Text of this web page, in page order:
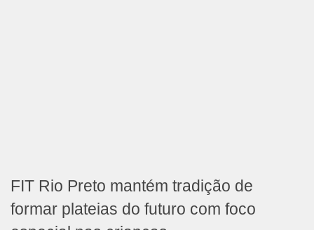
FIT Rio Preto mantém tradição de
formar plateias do futuro com foco